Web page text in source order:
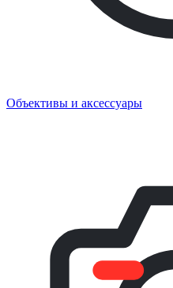
Объективы и аксессуары